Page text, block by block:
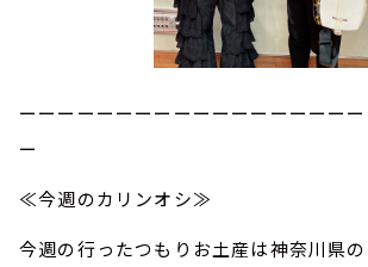
ーーーーーーーーーーーーーーーーー
ー
≪今週のカリンオシ≫
今週の行ったつもりお土産は神奈川県